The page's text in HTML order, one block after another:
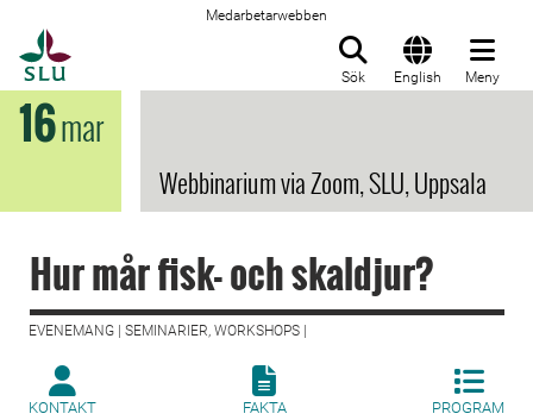
Medarbetarwebben
Sök English Meny
16mar
Webbinarium via Zoom, SLU, Uppsala
Hur mår fisk- och skaldjur?
EVENEMANG | SEMINARIER, WORKSHOPS |
KONTAKT FAKTA PROGRAM